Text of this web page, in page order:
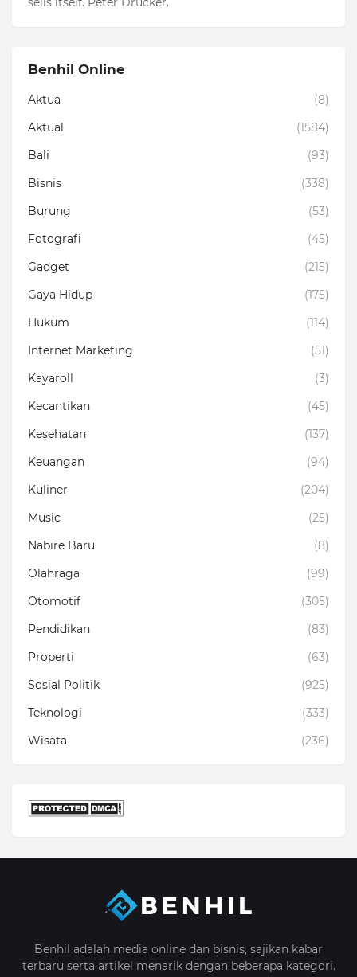
Benhil Online
Aktua
(8)
Aktual
(1584)
Bali
(93)
Bisnis
(338)
Burung
(53)
Fotografi
(45)
Gadget
(215)
Gaya Hidup
(175)
Hukum
(114)
Internet Marketing
(51)
Kayaroll
(3)
Kecantikan
(45)
Kesehatan
(137)
Keuangan
(94)
Kuliner
(204)
Music
(25)
Nabire Baru
(8)
Olahraga
(99)
Otomotif
(305)
Pendidikan
(83)
Properti
(63)
Sosial Politik
(925)
Teknologi
(333)
Wisata
(236)
Benhil adalah media online dan bisnis, sajikan kabar
terbaru serta artikel menarik dengan beberapa kategori.